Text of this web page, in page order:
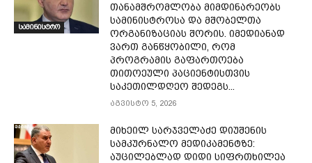
სამინისტრო
თანამშრომლობა მიმდინარეობს
სამინისტროსა და მშობელთა
ორგანიზაციას შორის. იმედიანად
ვართ განწყობილი, რომ
პროგრამის გაფართოება
თითოეული პაციენტისთვის
საკეთილდღეო შედეგს...
აგვისტო 5, 2026
მიხეილ სარჯველაძე დიუშენის
სამკურნალო მედიკამენტზე:
აუცილებლად დიდი სიფრთხილეა